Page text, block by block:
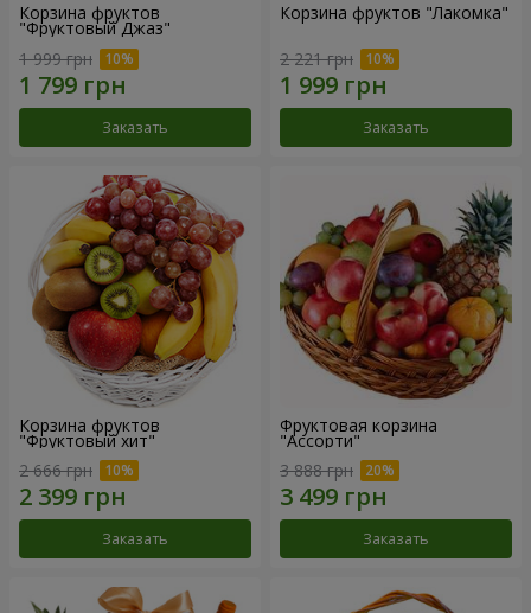
Корзина фруктов
"Фруктовый Джаз"
1 999 грн
Заказать
Корзина фруктов "Лакомка"
2 221 грн
Заказать
Корзина фруктов
"Фруктовый хит"
2 666 грн
Заказать
Фруктовая корзина
"Ассорти"
3 888 грн
Заказать